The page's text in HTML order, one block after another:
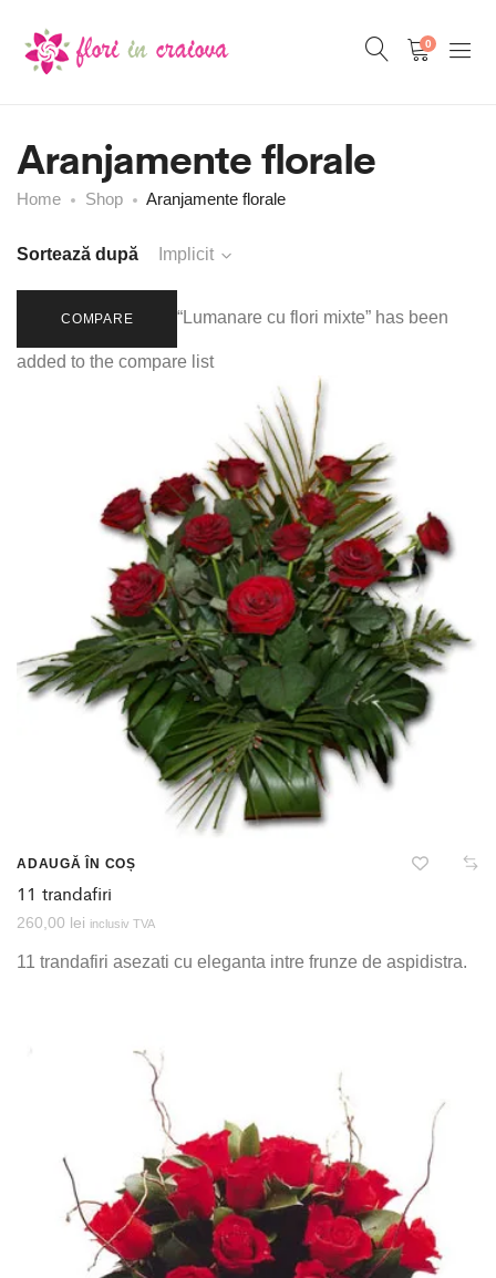
0
Aranjamente florale
Home Shop Aranjamente florale
Sortează după Implicit
COMPARE “Lumanare cu flori mixte” has been
added to the compare list
ADAUGĂ ÎN COȘ
11 trandafiri
260,00 lei inclusiv TVA
11 trandafiri asezati cu eleganta intre frunze de aspidistra.